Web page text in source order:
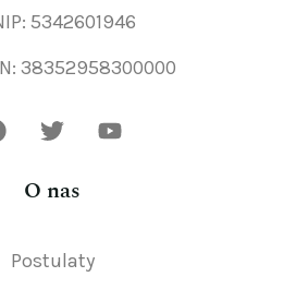
5342601946
38352958300000
O nas
Postulaty